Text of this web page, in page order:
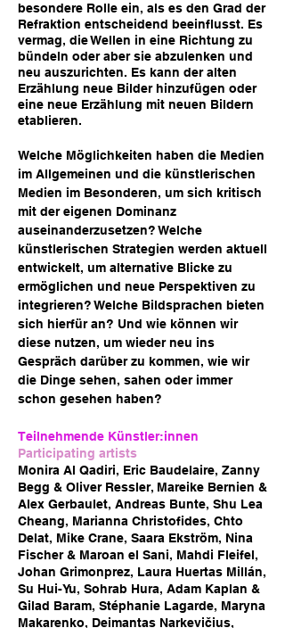
besondere Rolle ein, als es den Grad der
Refraktion entscheidend beeinflusst. Es
vermag, die Wellen in eine Richtung zu
bündeln oder aber sie abzulenken und
neu auszurichten. Es kann der alten
Erzählung neue Bilder hinzufügen oder
eine neue Erzählung mit neuen Bildern
etablieren.
Welche Möglichkeiten haben die Medien
im Allgemeinen und die künstlerischen
Medien im Besonderen, um sich kritisch
mit der eigenen Dominanz
auseinanderzusetzen? Welche
künstlerischen Strategien werden aktuell
entwickelt, um alternative Blicke zu
ermöglichen und neue Perspektiven zu
integrieren? Welche Bildsprachen bieten
sich hierfür an? Und wie können wir
diese nutzen, um wieder neu ins
Gespräch darüber zu kommen, wie wir
die Dinge sehen, sahen oder immer
schon gesehen haben?
Teilnehmende Künstler:innen
Participating artists
Monira Al Qadiri, Eric Baudelaire, Zanny
Begg & Oliver Ressler, Mareike Bernien &
Alex Gerbaulet, Andreas Bunte, Shu Lea
Cheang, Marianna Christofides, Chto
Delat, Mike Crane, Saara Ekström, Nina
Fischer & Maroan el Sani, Mahdi Fleifel,
Johan Grimonprez, Laura Huertas Millán,
Su Hui-Yu, Sohrab Hura, Adam Kaplan &
Gilad Baram, Stéphanie Lagarde, Maryna
Makarenko, Deimantas Narkevičius,